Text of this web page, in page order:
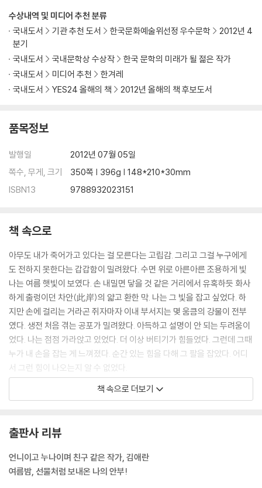
수상내역 및 미디어 추천 분류
국내도서
기관 추천 도서 한국문화예술위선정 우수문학
2012년 4
분기
국내도서
국내문학상 수상작
한국 문학의 미래가 될 젊은 작가
국내도서
미디어 추천
한겨레
국내도서
YES24 올해의 책 2012년 올해의 책 후보도서
품목정보
발행일
2012년 07월 05일
쪽수, 무게, 크기
350쪽 | 396g | 148*210*30mm
ISBN13
9788932023151
책 속으로
아무도 내가 죽어가고 있다는 걸 모른다는 고립감. 그리고 그걸 누구에게
도 전하지 못한다는 갑갑함이 밀려왔다. 수면 위로 아른아른 조용하게 빛
나는 여름 햇빛이 보였다. 손 내밀면 닿을 것 같은 거리에서 유혹하듯 화사
하게 출렁이던 차안(此岸)의 얇고 환한 막. 나는 그 빛을 잡고 싶었다. 하
지만 손에 걸리는 거라곤 쥐자마자 이내 부서지는 몇 움큼의 강물이 전부
였다. 생전 처음 겪는 공포가 밀려왔다. 아득하고 설명이 안 되는 두려움이
었다. 나는 점점 가라앉고 있었다. 더 이상 버티기가 힘들었다. 그런데 그때
누가 내 손을 잡는 게 느껴졌다. 순간 있는 힘을 다해 그 팔을 잡았다. 어디
서 그런 힘이 나오는지 알 수 없었다.
---p.41 「너의 여름은 어떠니」 중에서
리가 후드득 들어왔다. 나는 멍하니 입을 벌린 채 서 있었다. 형광등 주위로
나방이 어지럽게 푸드득 날아다녔다.
---p.75 「벌레들」 중에서
책 속으로 더보기
출판사 리뷰
언니이고 누나이며 친구 같은 작가, 김애란
여름밤, 선물처럼 보내온 나의 안부!